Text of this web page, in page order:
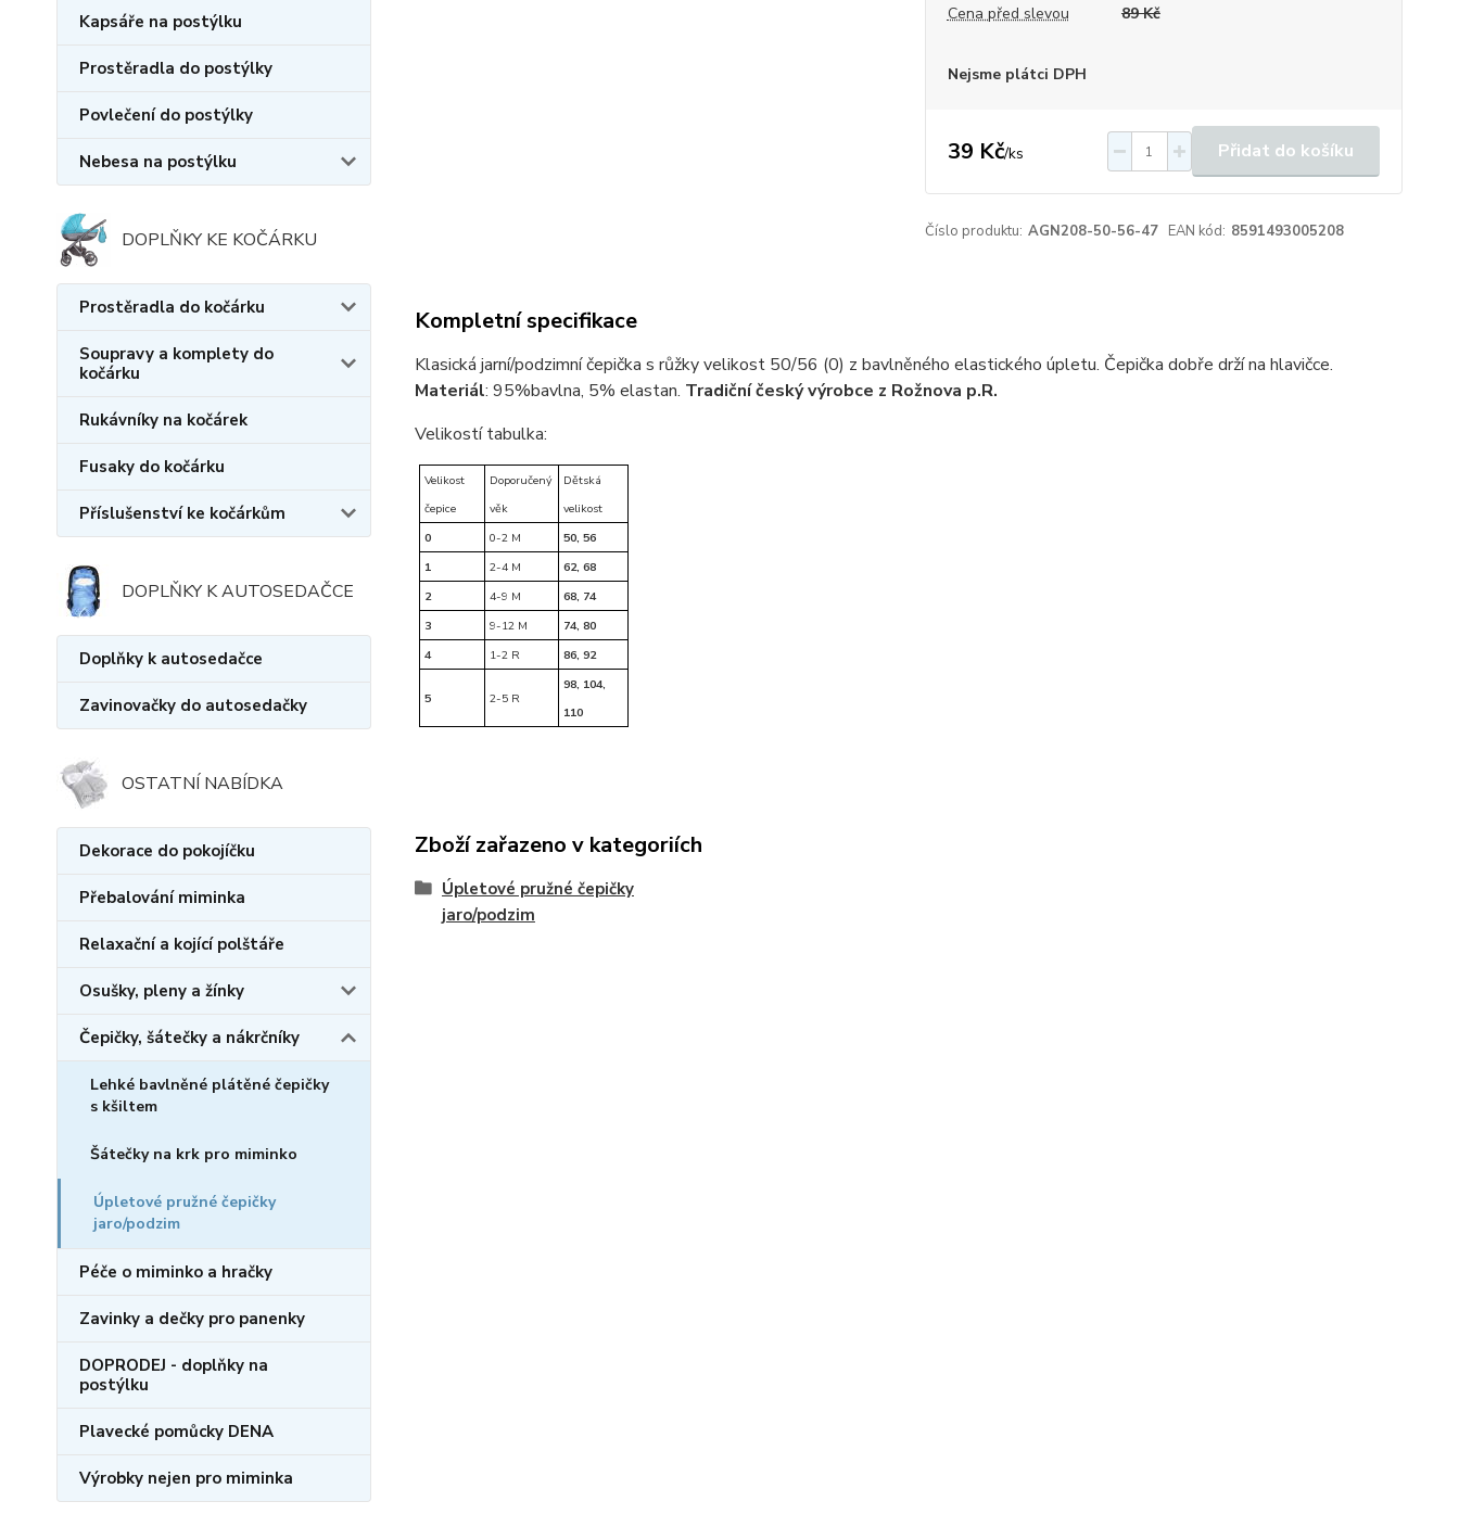
Kapsáře na postýlku
Prostěradla do postýlky
Povlečení do postýlky
Nebesa na postýlku
DOPLŇKY KE KOČÁRKU
Prostěradla do kočárku
Soupravy a komplety do
kočárku
Rukávníky na kočárek
Fusaky do kočárku
Příslušenství ke kočárkům
DOPLŇKY K AUTOSEDAČCE
Doplňky k autosedačce
Zavinovačky do autosedačky
OSTATNÍ NABÍDKA
Dekorace do pokojíčku
Přebalování miminka
Relaxační a kojící polštáře
Osušky, pleny a žínky
Čepičky, šátečky a nákrčníky
Lehké bavlněné plátěné čepičky
s kšiltem
Šátečky na krk pro miminko
Úpletové pružné čepičky
jaro/podzim
Péče o miminko a hračky
Zavinky a dečky pro panenky
DOPRODEJ - doplňky na
postýlku
Plavecké pomůcky DENA
Výrobky nejen pro miminka
Cena před slevou
89 Kč
Nejsme plátci DPH
39 Kč/ks Přidat do košíku
Číslo produktu: AGN208-50-56-47 EAN kód: 8591493005208
Kompletní specifikace
Klasická jarní/podzimní čepička s růžky velikost 50/56 (0) z bavlněného elastického úpletu. Čepička dobře drží na hlavičce.
Materiál: 95%bavlna, 5% elastan. Tradiční český výrobce z Rožnova p.R.
Velikostí tabulka:
Velikost
čepice
Doporučený
věk
Dětská
velikost
0
0-2 M
50, 56
1
2-4 M
62, 68
2
4-9 M
68, 74
3
9-12 M
74, 80
4
1-2 R 86, 92
5 2-5 R
98, 104,
110
Zboží zařazeno v kategoriích
Úpletové pružné čepičky
jaro/podzim